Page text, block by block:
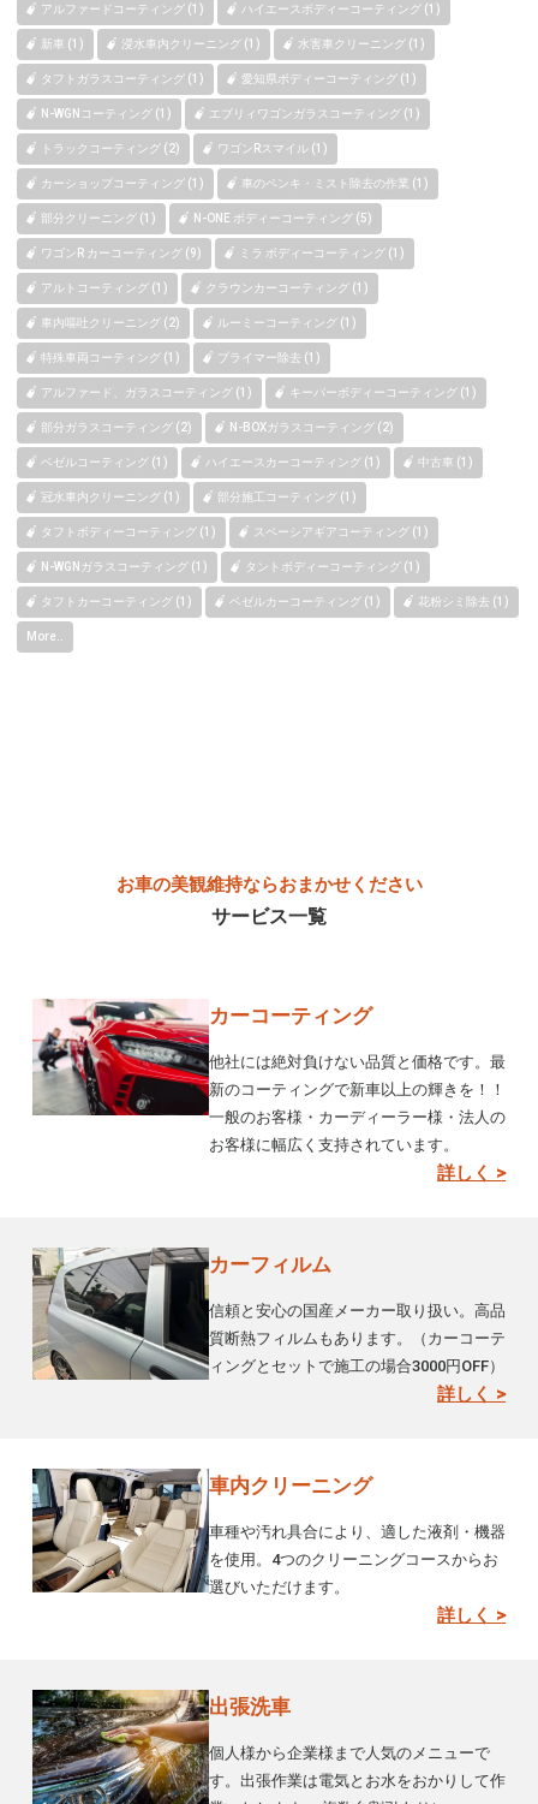
アルファードコーティング (1) ハイエースボディーコーティング (1)
新車 (1) 浸水車内クリーニング (1) 水害車クリーニング (1)
タフトガラスコーティング (1) 愛知県ボディーコーティング (1)
N-WGNコーティング (1) エブリィワゴンガラスコーティング (1)
トラックコーティング (2) ワゴンRスマイル (1)
カーショップコーティング (1) 車のペンキ・ミスト除去の作業 (1)
部分クリーニング (1) N-ONE ボディーコーティング (5)
ワゴンR カーコーティング (9) ミラ ボディーコーティング (1)
アルトコーティング (1) クラウンカーコーティング (1)
車内嘔吐クリーニング (2) ルーミーコーティング (1)
特殊車両コーティング (1) プライマー除去 (1)
アルファード、ガラスコーティング (1) キーパーボディーコーティング (1)
部分ガラスコーティング (2) N-BOXガラスコーティング (2)
ベゼルコーティング (1) ハイエースカーコーティング (1) 中古車 (1)
冠水車内クリーニング (1) 部分施工コーティング (1)
タフトボディーコーティング (1) スペーシアギアコーティング (1)
N-WGNガラスコーティング (1) タントボディーコーティング (1)
タフトカーコーティング (1) ベゼルカーコーティング (1) 花粉シミ除去 (1)
More..
お車の美観維持ならおまかせください
サービス一覧
カーコーティング
他社には絶対負けない品質と価格です。最
新のコーティングで新車以上の輝きを！！
一般のお客様・カーディーラー様・法人の
お客様に幅広く支持されています。
詳しく >
カーフィルム
信頼と安心の国産メーカー取り扱い。高品
質断熱フィルムもあります。（カーコーテ
ィングとセットで施工の場合3000円OFF）
詳しく >
車内クリーニング
車種や汚れ具合により、適した液剤・機器
を使用。4つのクリーニングコースからお
選びいただけます。
詳しく >
出張洗車
個人様から企業様まで人気のメニューで
す。出張作業は電気とお水をおかりして作